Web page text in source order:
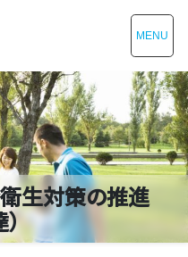
MENU
生対策の推進